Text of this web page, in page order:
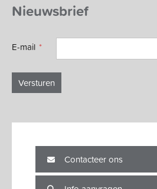
Nieuwsbrief
E-mail
Versturen
Contacteer ons